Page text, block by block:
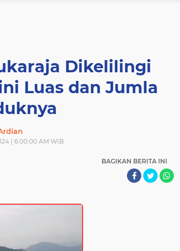
Dikelilingi
Luas dan Jumla
| 6:00:00 AM WIB
BAGIKAN BERITA INI